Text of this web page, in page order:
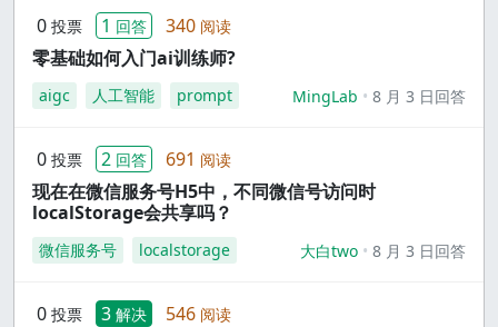
0 投票 1 回答 340 阅读
零基础如何入门ai训练师?
aigc 人工智能 prompt MingLab 8 月 3 日回答
0 投票 2 回答 691 阅读
现在在微信服务号H5中，不同微信号访问时
localStorage会共享吗？
微信服务号 localstorage 大白two 8 月 3 日回答
0 投票 3 解决 546 阅读